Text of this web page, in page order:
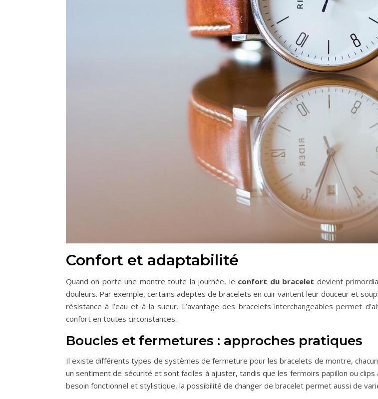
Confort et adaptabilité
Quand on porte une montre toute la journée, le confort du bracelet devient
douleurs. Par exemple, certains adeptes de bracelets en cuir vantent leur douceur et
résistance à l’eau et à la sueur. L’avantage des bracelets interchangeables permet
confort en toutes circonstances.
Boucles et fermetures : approches pratiques
Il existe différents types de systèmes de fermeture pour les bracelets de montre,
un sentiment de sécurité et sont faciles à ajuster, tandis que les fermoirs papillon ou
besoin fonctionnel et stylistique, la possibilité de changer de bracelet permet aussi de